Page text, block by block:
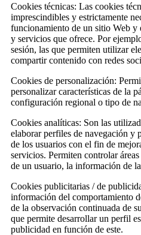
Cookies técnicas: Las cookies
imprescindibles y estrictamente
funcionamiento de un sitio Web y
y servicios que ofrece. Por
sesión, las que permiten utilizar
compartir contenido con redes
Cookies de personalización:
personalizar características de la
configuración regional o tipo de
Cookies analíticas: Son las
elaborar perfiles de navegación y
de los usuarios con el fin de
servicios. Permiten controlar
de un usuario, la información de
Cookies publicitarias / de
información del comportamiento
de la observación continuada de
que permite desarrollar un perfil
publicidad en función de este.